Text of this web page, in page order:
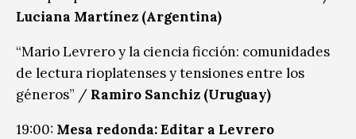
Luciana Martínez (Argentina)
“Mario Levrero y la ciencia ficción: comunidades
de lectura rioplatenses y tensiones entre los
géneros” / Ramiro Sanchiz (Uruguay)
19:00: Mesa redonda: Editar a Levrero